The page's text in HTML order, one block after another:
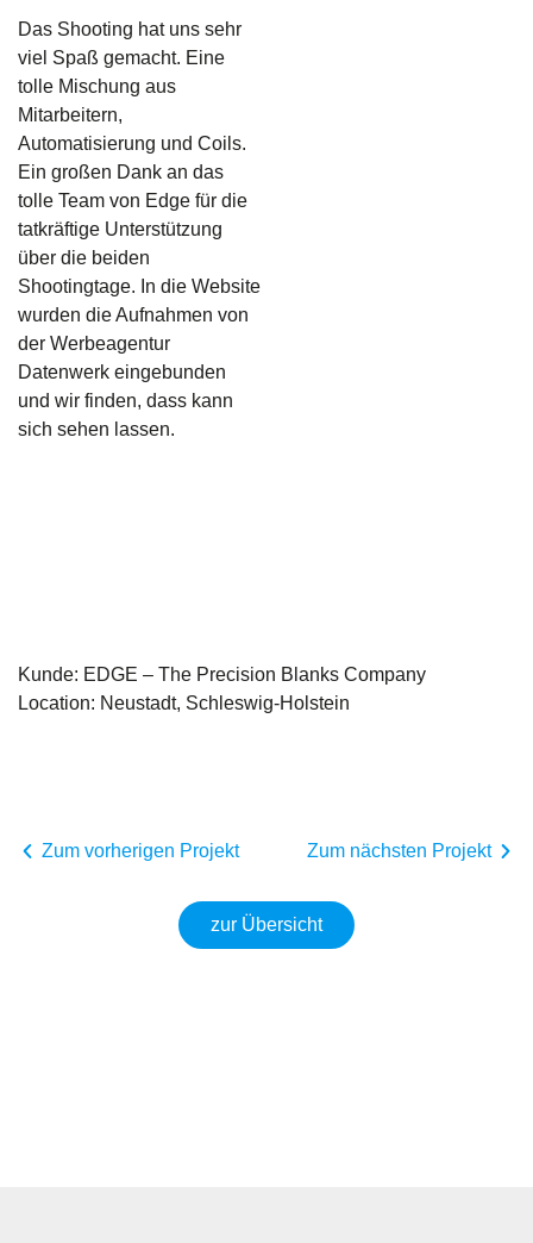
Das Shooting hat uns sehr
viel Spaß gemacht. Eine
tolle Mischung aus
Mitarbeitern,
Automatisierung und Coils.
Ein großen Dank an das
tolle Team von Edge für die
tatkräftige Unterstützung
über die beiden
Shootingtage. In die Website
wurden die Aufnahmen von
der Werbeagentur
Datenwerk eingebunden
und wir finden, dass kann
sich sehen lassen.
Kunde: EDGE – The Precision Blanks Company
Location: Neustadt, Schleswig-Holstein
Zum vorherigen Projekt
zur Übersicht
Zum nächsten Projekt